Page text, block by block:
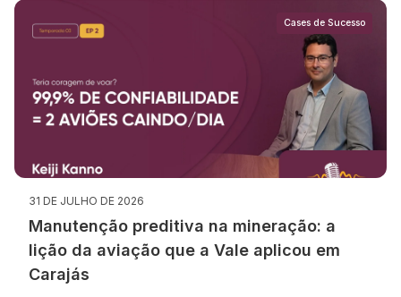
Cases de Sucesso
31 DE JULHO DE 2026
Manutenção preditiva na mineração: a
lição da aviação que a Vale aplicou em
Carajás